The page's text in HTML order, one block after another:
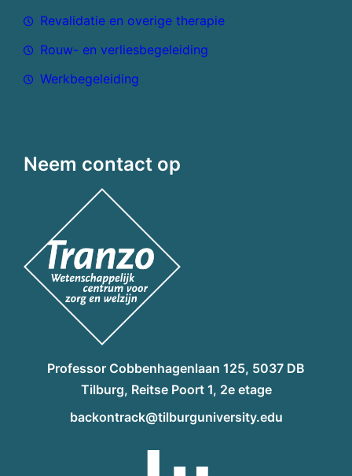
Revalidatie en overige therapie
Rouw- en verliesbegeleiding
Werkbegeleiding
Neem contact op
Professor Cobbenhagenlaan 125, 5037 DB
Tilburg, Reitse Poort 1, 2e etage
backontrack@tilburguniversity.edu